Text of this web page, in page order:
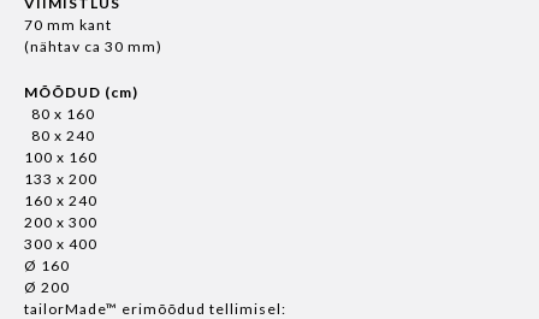
70 mm kant
(nähtav ca 30 mm)
MÕÕDUD (cm)
80 x 160
80 x 240
100 x 160
133 x 200
160 x 240
200 x 300
300 x 400
Ø 160
Ø 200
tailorMade™ erimõõdud tellimisel: